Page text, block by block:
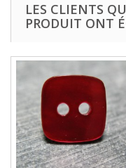
LES CLIENTS
PRODUIT ONT